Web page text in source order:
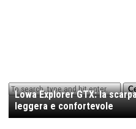
Lowa Explorer GTX: la
leggera e confortevole